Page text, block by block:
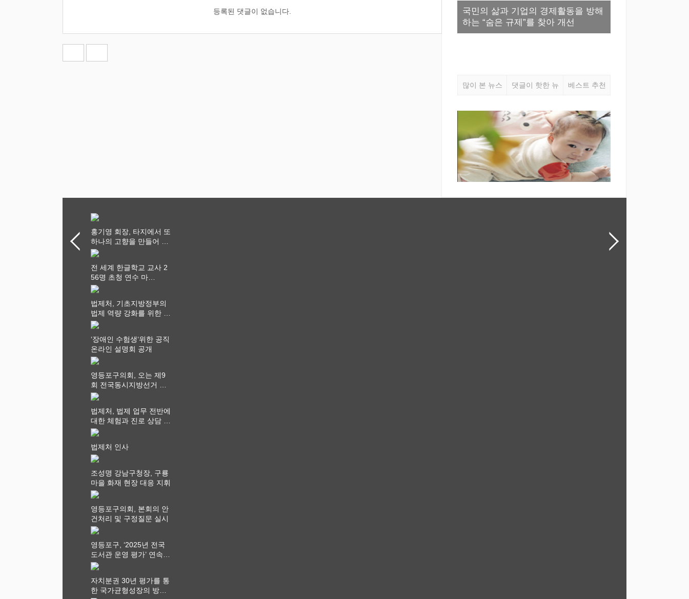
등록된 댓글이 없습니다.
국민의 삶과 기업의 경제활동을 방해
하는 “숨은 규제”를 찾아 개선
많이 본 뉴스 댓글이 핫한 뉴 베스트 추천
홍기영 회장, 타지에서 또
하나의 고향을 만들어 가
다
전 세계 한글학교 교사 2
56명 초청 연수 마
쳐...“수업은 더 깊게, 교
법제처, 기초지방정부의
법제 역량 강화를 위한 전
라권 현장설명회 개최
‘장애인 수험생‘위한 공직
온라인 설명회 공개
영등포구의회, 오는 제9
회 전국동시지방선거 ‧
"공직사회는 어느 때보다
를 지켜야 할 것"
법제처, 법제 업무 전반에
대한 체험과 진로 상담 기
회 제공
법제처 인사
조성명 강남구청장, 구룡
마을 화재 현장 대응 지휘
영등포구의회, 본회의 안
건처리 및 구정질문 실시
영등포구, ‘2025년 전국
도서관 운영 평가’ 연속
최고 영예 장관상에서 ‘대
자치분권 30년 평가를 통
한 국가균형성장의 방향